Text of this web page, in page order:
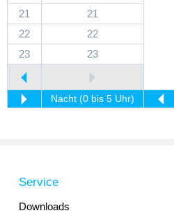
21
21
22
22
23
23
Nacht (0 bis 5 Uhr)
Service
Downloads